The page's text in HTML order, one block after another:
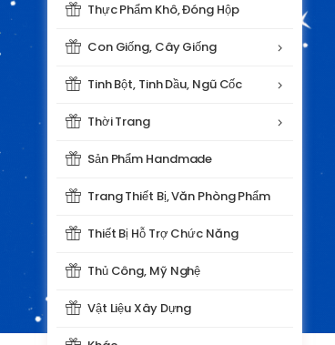
Thực Phẩm Khô, Đóng Hộp
Con Giống, Cây Giống
Tinh Bột, Tinh Dầu, Ngũ Cốc
Thời Trang
Sản Phẩm Handmade
Trang Thiết Bị, Văn Phòng Phẩm
Thiết Bị Hỗ Trợ Chức Năng
Thủ Công, Mỹ Nghệ
Vật Liệu Xây Dựng